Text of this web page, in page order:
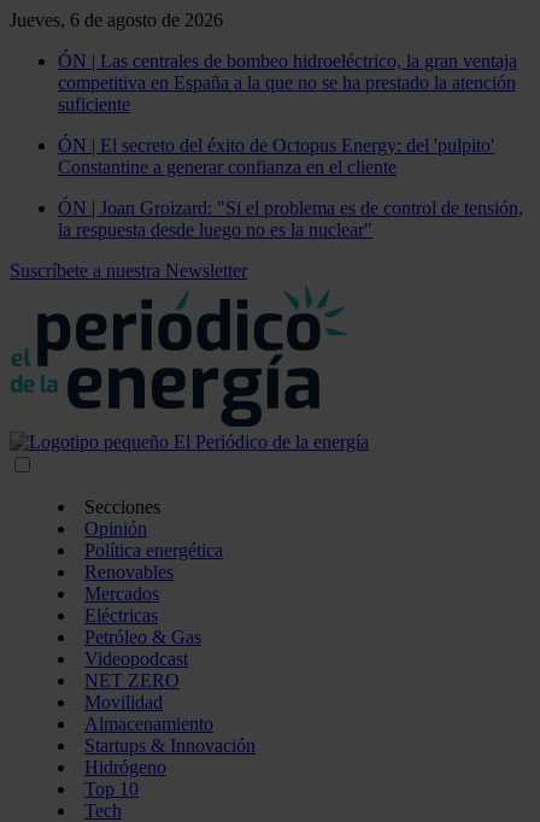
Jueves, 6 de agosto de 2026
ÓN | Las centrales de bombeo hidroeléctrico, la gran ventaja
competitiva en España a la que no se ha prestado la atención
suficiente
ÓN | El secreto del éxito de Octopus Energy: del 'pulpito'
Constantine a generar confianza en el cliente
ÓN | Joan Groizard: "Si el problema es de control de tensión,
la respuesta desde luego no es la nuclear"
Suscríbete a nuestra Newsletter
Secciones
Opinión
Política energética
Renovables
Mercados
Eléctricas
Petróleo & Gas
Videopodcast
NET ZERO
Movilidad
Almacenamiento
Startups & Innovación
Hidrógeno
Top 10
Tech